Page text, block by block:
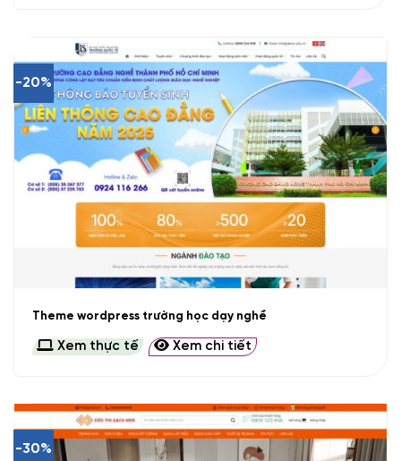
-20%
Theme wordpress trường học dạy nghề
Xem thực tế Xem chi tiết
-30%